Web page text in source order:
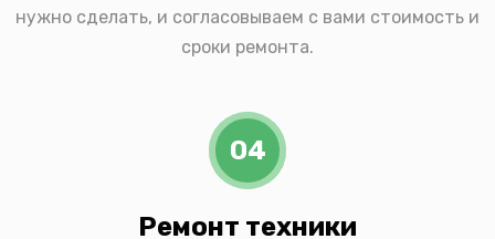
нужно сделать, и согласовываем с вами стоимость и
сроки ремонта.
04
Ремонт техники